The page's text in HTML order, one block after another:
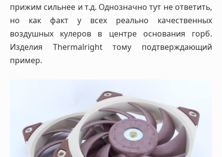
прижим сильнее и т.д. Однозначно тут не ответить,
но как факт у всех реально качественных
воздушных кулеров в центре основания горб.
Изделия Thermalright тому подтверждающий
пример.